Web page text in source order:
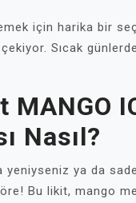
için harika bir
Sıcak
Nasıl?
yeniyseniz ya da
Bu likit, mango